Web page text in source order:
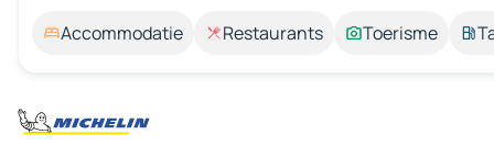
Accommodatie Restaurants Toerisme